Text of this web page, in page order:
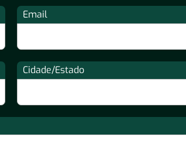
Email
Cidade/Estado